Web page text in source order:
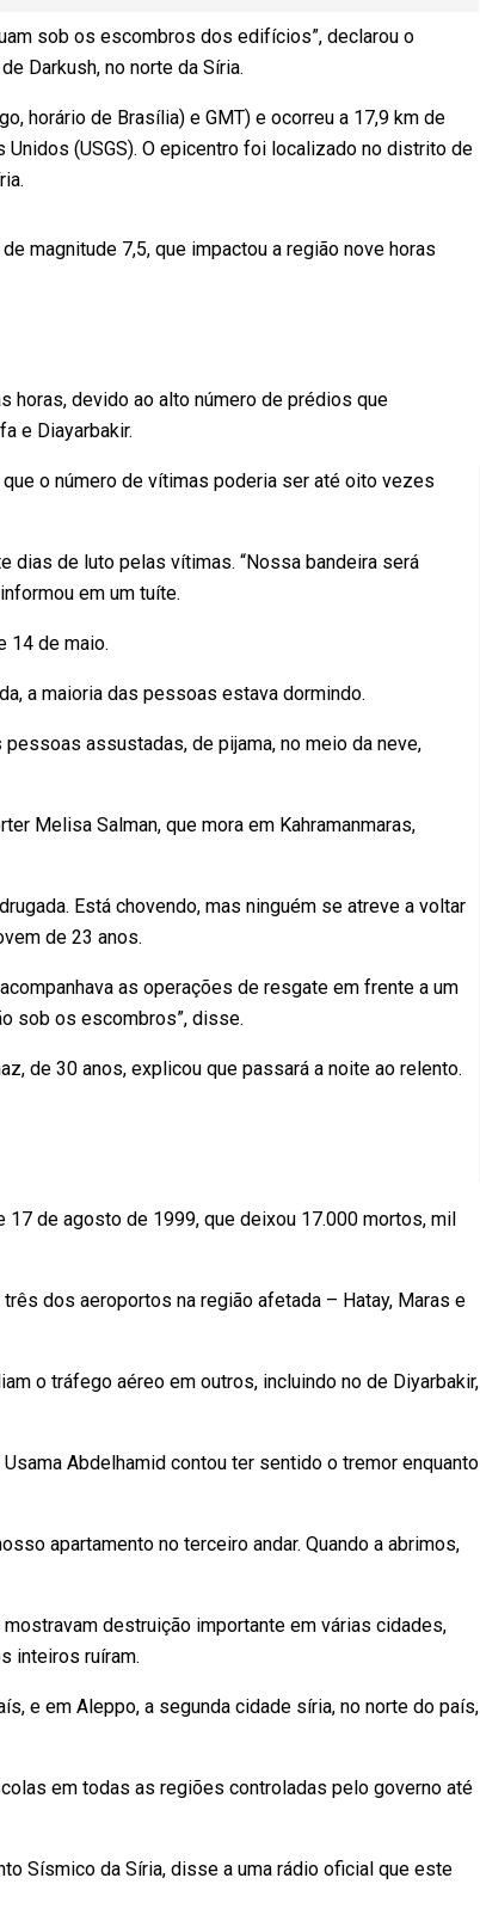
sob os escombros dos edifícios”, declarou o
Darkush, no norte da Síria.
horário de Brasília) e GMT) e ocorreu a 17,9 km de
(USGS). O epicentro foi localizado no distrito de
magnitude 7,5, que impactou a região nove horas
horas, devido ao alto número de prédios que
e Diayarbakir.
o número de vítimas poderia ser até oito vezes
dias de luto pelas vítimas. “Nossa bandeira será
em um tuíte.
14 de maio.
a maioria das pessoas estava dormindo.
assustadas, de pijama, no meio da neve,
Melisa Salman, que mora em Kahramanmaras,
Está chovendo, mas ninguém se atreve a voltar
de 23 anos.
as operações de resgate em frente a um
sob os escombros”, disse.
de 30 anos, explicou que passará a noite ao relento.
de agosto de 1999, que deixou 17.000 mortos, mil
dos aeroportos na região afetada – Hatay, Maras e
o tráfego aéreo em outros, incluindo no de Diyarbakir,
Abdelhamid contou ter sentido o tremor enquanto
apartamento no terceiro andar. Quando a abrimos,
destruição importante em várias cidades,
inteiros ruíram.
e em Aleppo, a segunda cidade síria, no norte do país,
em todas as regiões controladas pelo governo até
Sísmico da Síria, disse a uma rádio oficial que este